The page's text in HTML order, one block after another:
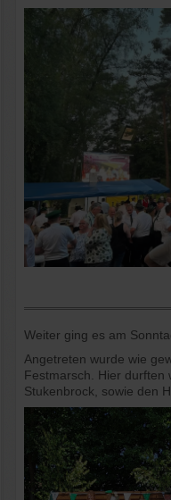
Weiter ging es am
Angetreten wurde wie
Festmarsch. Hier durften
Stukenbrock, sowie den